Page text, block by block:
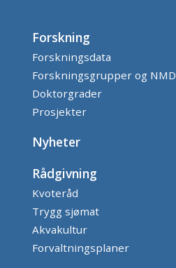
Forskning
Forskningsdata
Forskningsgrupper og NMD
Doktorgrader
Prosjekter
Nyheter
Rådgivning
Kvoteråd
Trygg sjømat
Akvakultur
Forvaltningsplaner